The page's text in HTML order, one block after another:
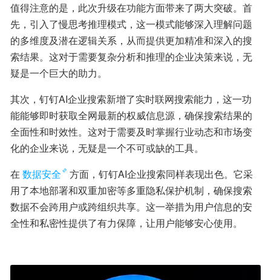
值得注意的是，此次升级在功能方面带来了两大突破。首
先，引入了慢思考推理模式，这一模式能够深入理解问题
的多维度及潜在逻辑关系，从而提供更加精准和深入的搜
索结果。这对于需要复杂分析和推理的企业决策来说，无
疑是一个巨大的助力。
其次，钉钉AI企业搜索新增了实时联网搜索能力，这一功
能能够即时获取全网最新的权威信息源，确保搜索结果的
全面性和时效性。这对于需要及时掌握行业动态和市场变
化的企业来说，无疑是一个不可或缺的工具。
在 数据安全
方面，钉钉AI企业搜索同样表现出色。它采
用了本地部署和双重加密等多重隐私保护机制，确保搜索
数据不会跨用户或跨组织共享。这一举措为用户信息的安
全性和私密性提供了有力保障，让用户能够安心使用。